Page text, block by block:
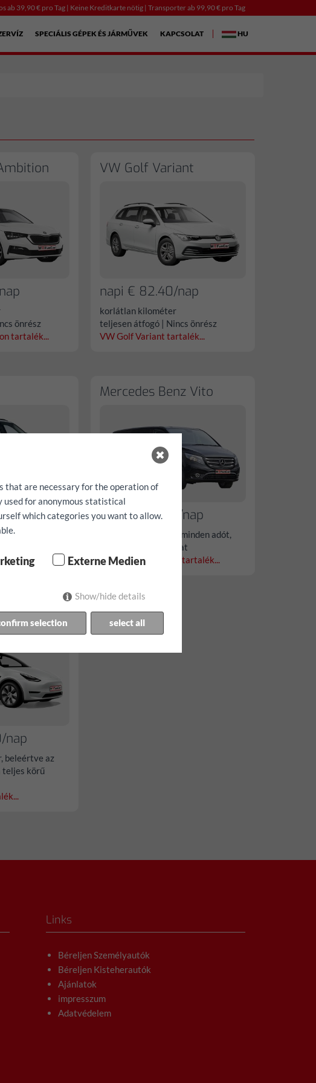
ab 39,90 € pro Tag | Keine Kreditkarte nötig | Transporter ab 99,90 € pro Tag
SPECIÁLIS GÉPEK ÉS JÁRMŰVEK KAPCSOLAT HU
önrész
tartalék...
VW Golf Variant
napi € 82.40/nap
korlátlan kilométer
teljesen átfogó | Nincs önrész
VW Golf Variant tartalék...
nap
Mercedes Benz Vito
napi € 215.90/nap
beleértve 100 km-t, minden adót,
díjat és biztosításokat
Mercedes Benz Vito tartalék...
nap
beleértve az
teljes körű
Links
Béreljen Személyautók
Béreljen Kisteherautók
Ajánlatok
impresszum
Adatvédelem
that are necessary for the operation of
used for anonymous statistical
which categories you want to allow.
Externe Medien
Show/hide details
selection select all